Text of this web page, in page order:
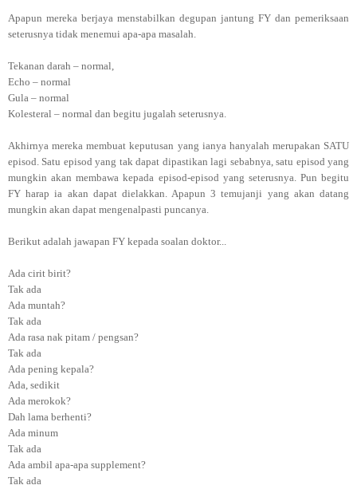
Apapun mereka berjaya menstabilkan degupan jantung FY dan pemeriksaan
seterusnya tidak menemui apa-apa masalah.
Tekanan darah – normal,
Echo – normal
Gula – normal
Kolesteral – normal dan begitu jugalah seterusnya.
Akhirnya mereka membuat keputusan yang ianya hanyalah merupakan SATU
episod. Satu episod yang tak dapat dipastikan lagi sebabnya, satu episod yang
mungkin akan membawa kepada episod-episod yang seterusnya. Pun begitu
FY harap ia akan dapat dielakkan. Apapun 3 temujanji yang akan datang
mungkin akan dapat mengenalpasti puncanya.
Berikut adalah jawapan FY kepada soalan doktor...
Ada cirit birit?
Tak ada
Ada muntah?
Tak ada
Ada rasa nak pitam / pengsan?
Tak ada
Ada pening kepala?
Ada, sedikit
Ada merokok?
Dah lama berhenti?
Ada minum
Tak ada
Ada ambil apa-apa supplement?
Tak ada